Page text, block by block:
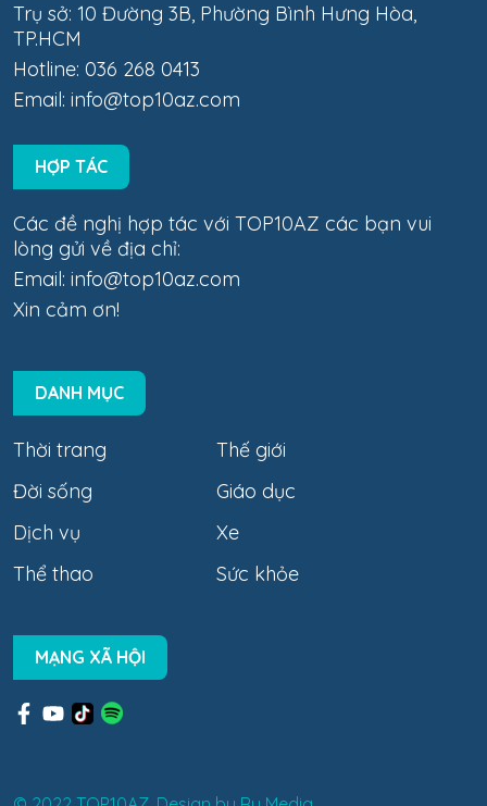
Trụ sở: 10 Đường 3B, Phường Bình Hưng Hòa,
TP.HCM
Hotline: 036 268 0413
Email: info@top10az.com
HỢP TÁC
Các đề nghị hợp tác với TOP10AZ các bạn vui
lòng gửi về địa chỉ:
Email: info@top10az.com
Xin cảm ơn!
DANH MỤC
Thời trang
Thế giới
Đời sống
Giáo dục
Dịch vụ
Xe
Thể thao
Sức khỏe
MẠNG XÃ HỘI